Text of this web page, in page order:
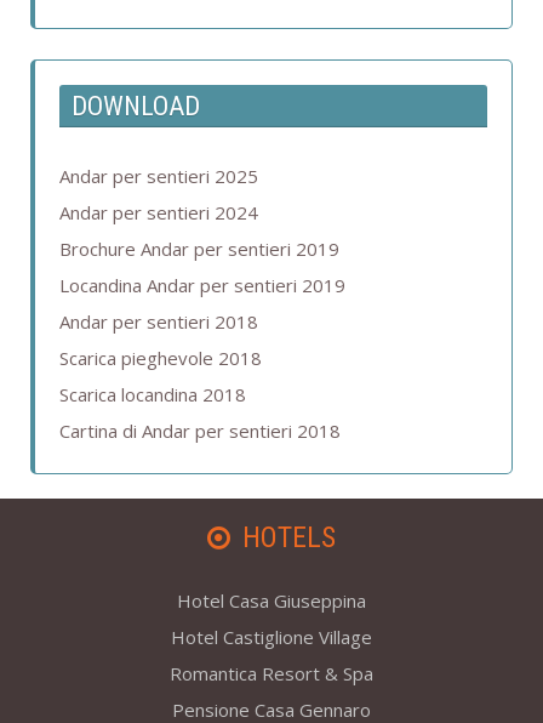
DOWNLOAD
Andar per sentieri 2025
Andar per sentieri 2024
Brochure Andar per sentieri 2019
Locandina Andar per sentieri 2019
Andar per sentieri 2018
Scarica pieghevole 2018
Scarica locandina 2018
Cartina di Andar per sentieri 2018
HOTELS
Hotel Casa Giuseppina
Hotel Castiglione Village
Romantica Resort & Spa
Pensione Casa Gennaro